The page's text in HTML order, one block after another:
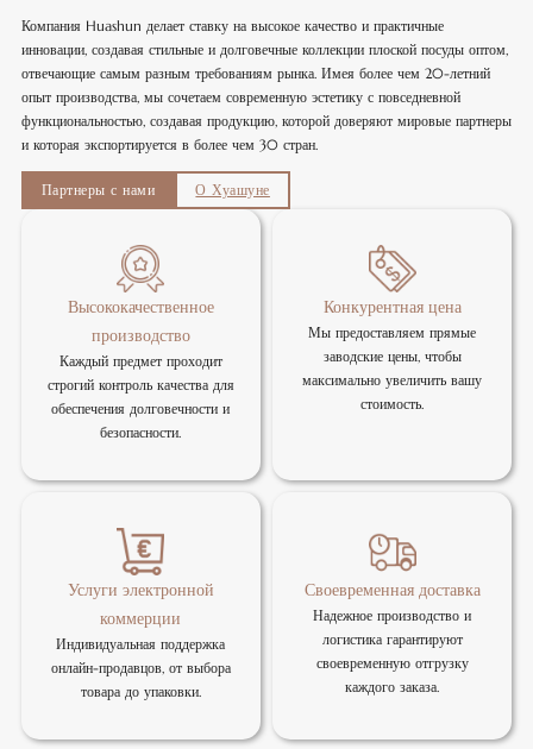
Компания Huashun делает ставку на высокое качество и практичные
инновации, создавая стильные и долговечные коллекции плоской посуды оптом,
отвечающие самым разным требованиям рынка. Имея более чем 20-летний
опыт производства, мы сочетаем современную эстетику с повседневной
функциональностью, создавая продукцию, которой доверяют мировые партнеры
и которая экспортируется в более чем 30 стран.
Партнеры с нами О Хуашуне
Высококачественное
производство
Каждый предмет проходит
строгий контроль качества для
обеспечения долговечности и
безопасности.
Конкурентная цена
Мы предоставляем прямые
заводские цены, чтобы
максимально увеличить вашу
стоимость.
Услуги электронной
коммерции
Индивидуальная поддержка
онлайн-продавцов, от выбора
товара до упаковки.
Своевременная доставка
Надежное производство и
логистика гарантируют
своевременную отгрузку
каждого заказа.